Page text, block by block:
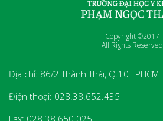
Copyright ©2017
All Rights Reserved
Địa chỉ: 86/2 Thành Thái, Q.10 TPHCM
Điện thoại: 028.38.652.435
Fax: 028.38.650.025